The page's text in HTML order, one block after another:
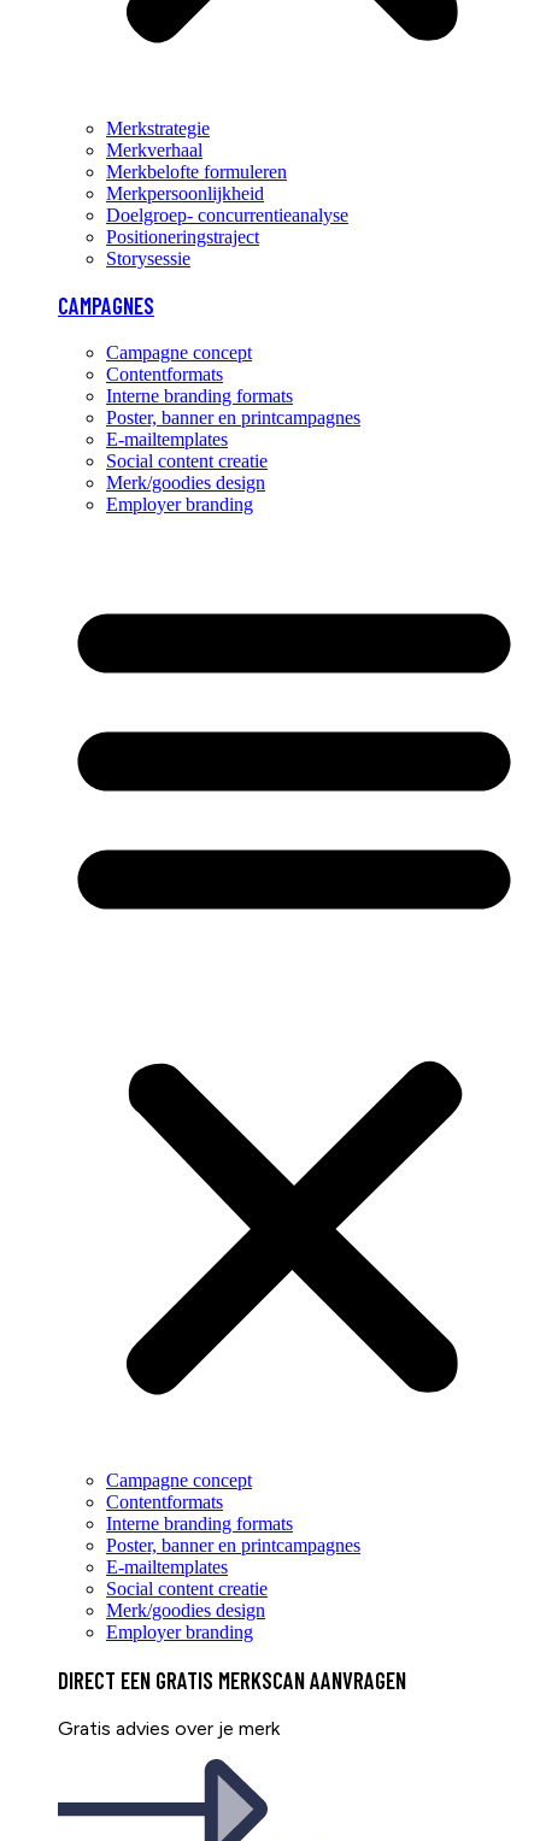
Merkstrategie
Merkverhaal
Merkbelofte formuleren
Merkpersoonlijkheid
Doelgroep- concurrentieanalyse
Positioneringstraject
Storysessie
CAMPAGNES
Campagne concept
Contentformats
Interne branding formats
Poster, banner en printcampagnes
E-mailtemplates
Social content creatie
Merk/goodies design
Employer branding
Campagne concept
Contentformats
Interne branding formats
Poster, banner en printcampagnes
E-mailtemplates
Social content creatie
Merk/goodies design
Employer branding
DIRECT EEN GRATIS MERKSCAN AANVRAGEN
Gratis advies over je merk